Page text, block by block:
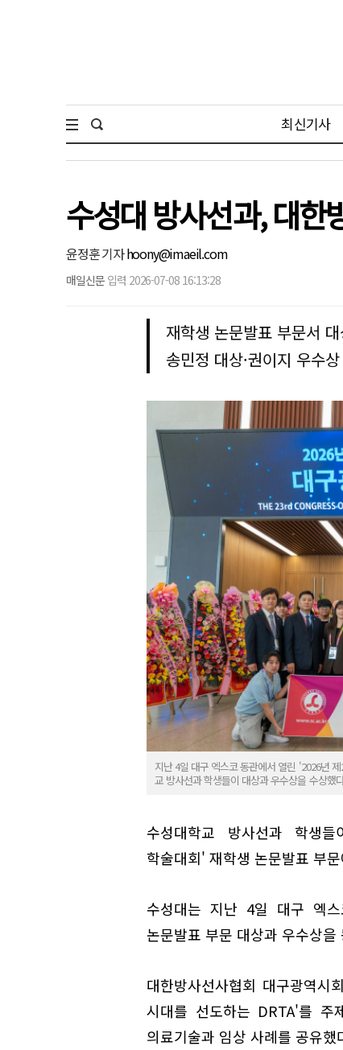
최신기사
수성대 방사선과, 대한
윤정훈 기자hoony@imaeil.com
매일신문 입력 2026-07-08 16:13:28
재학생 논문발표 부문서
송민정 대상·권이지 우수
지난 4일 대구 엑스코 동관에서 열린 '2026년
교 방사선과 학생들이 대상과 우수상을 수상했
수성대학교 방사선과 학생
학술대회' 재학생 논문발표 부
수성대는 지난 4일 대구 엑
논문발표 부문 대상과 우수상
대한방사선사협회 대구광역
시대를 선도하는 DRTA'를
의료기술과 임상 사례를 공유했